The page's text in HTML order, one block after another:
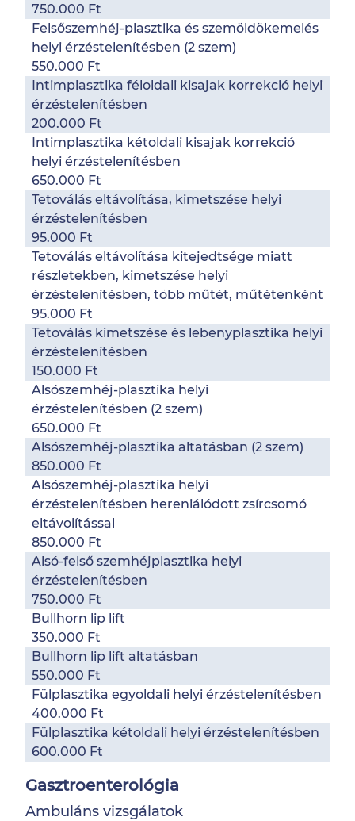
750.000 Ft
Felsőszemhéj-plasztika és szemöldökemelés
helyi érzéstelenítésben (2 szem)
550.000 Ft
Intimplasztika féloldali kisajak korrekció helyi
érzéstelenítésben
200.000 Ft
Intimplasztika kétoldali kisajak korrekció
helyi érzéstelenítésben
650.000 Ft
Tetoválás eltávolítása, kimetszése helyi
érzéstelenítésben
95.000 Ft
Tetoválás eltávolítása kitejedtsége miatt
részletekben, kimetszése helyi
érzéstelenítésben, több műtét, műtétenként
95.000 Ft
Tetoválás kimetszése és lebenyplasztika helyi
érzéstelenítésben
150.000 Ft
Alsószemhéj-plasztika helyi
érzéstelenítésben (2 szem)
650.000 Ft
Alsószemhéj-plasztika altatásban (2 szem)
850.000 Ft
Alsószemhéj-plasztika helyi
érzéstelenítésben hereniálódott zsírcsomó
eltávolítással
850.000 Ft
Alsó-felső szemhéjplasztika helyi
érzéstelenítésben
750.000 Ft
Bullhorn lip lift
350.000 Ft
Bullhorn lip lift altatásban
550.000 Ft
Fülplasztika egyoldali helyi érzéstelenítésben
400.000 Ft
Fülplasztika kétoldali helyi érzéstelenítésben
600.000 Ft
Gasztroenterológia
Ambuláns vizsgálatok